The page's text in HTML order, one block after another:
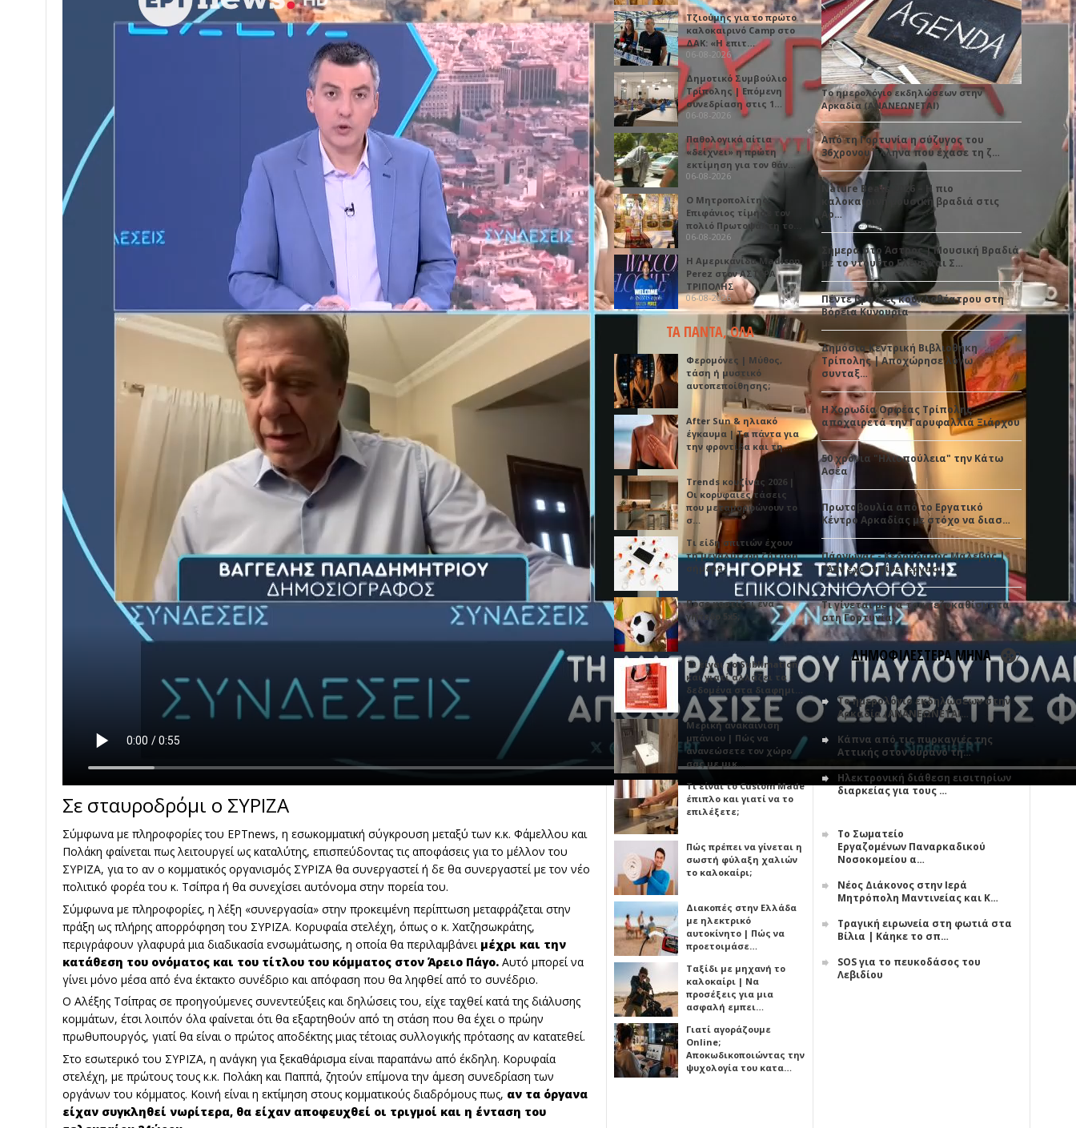
Σε σταυροδρόμι ο ΣΥΡΙΖΑ
Σύμφωνα με πληροφορίες του ΕΡΤnews, η εσωκομματική σύγκρουση μεταξύ των κ.κ. Φάμελλου και
Πολάκη φαίνεται πως λειτουργεί ως καταλύτης, επισπεύδοντας τις αποφάσεις για το μέλλον του
ΣΥΡΙΖΑ, για το αν ο κομματικός οργανισμός ΣΥΡΙΖΑ θα συνεργαστεί ή δε θα συνεργαστεί με τον νέο
πολιτικό φορέα του κ. Τσίπρα ή θα συνεχίσει αυτόνομα στην πορεία του.
Σύμφωνα με πληροφορίες, η λέξη «συνεργασία» στην προκειμένη περίπτωση μεταφράζεται στην
πράξη ως πλήρης απορρόφηση του ΣΥΡΙΖΑ. Κορυφαία στελέχη, όπως ο κ. Χατζησωκράτης,
περιγράφουν γλαφυρά μια διαδικασία ενσωμάτωσης, η οποία θα περιλαμβάνει μέχρι και την
κατάθεση του ονόματος και του τίτλου του κόμματος στον Άρειο Πάγο. Αυτό μπορεί να
γίνει μόνο μέσα από ένα έκτακτο συνέδριο και απόφαση που θα ληφθεί από το συνέδριο.
Ο Αλέξης Τσίπρας σε προηγούμενες συνεντεύξεις και δηλώσεις του, είχε ταχθεί κατά της διάλυσης
κομμάτων, έτσι λοιπόν όλα φαίνεται ότι θα εξαρτηθούν από τη στάση που θα έχει ο πρώην
πρωθυπουργός, γιατί θα είναι ο πρώτος αποδέκτης μιας τέτοιας συλλογικής πρότασης αν κατατεθεί.
Στο εσωτερικό του ΣΥΡΙΖΑ, η ανάγκη για ξεκαθάρισμα είναι παραπάνω από έκδηλη. Κορυφαία
στελέχη, με πρώτους τους κ.κ. Πολάκη και Παππά, ζητούν επίμονα την άμεση συνεδρίαση των
οργάνων του κόμματος. Κοινή είναι η εκτίμηση στους κομματικούς διαδρόμους πως, αν τα όργανα
είχαν συγκληθεί νωρίτερα, θα είχαν αποφευχθεί οι τριγμοί και η ένταση του
Τζιούμης για το πρώτο
καλοκαιρινό Camp στο
ΔΑΚ: «Η επιτ…
06-08-2026
Δημοτικό Συμβούλιο
Τρίπολης | Επόμενη
συνεδρίαση στις 1…
06-08-2026
Παθολογικά αίτια
«δείχνει» η πρώτη
εκτίμηση για τον θάν…
06-08-2026
Ο Μητροπολίτης
Επιφάνιος τίμησε τον
πολιό Πρωτοψάλτη το…
06-08-2026
Η Αμερικανίδα Madison
Perez στον ΑΣΤΕΡΑ
ΤΡΙΠΟΛΗΣ
06-08-2026
ΤΑ ΠΑΝΤΑ, ΟΛΑ
Φερομόνες | Μύθος,
τάση ή μυστικό
αυτοπεποίθησης;
After Sun & ηλιακό
έγκαυμα | Τα πάντα για
την φροντίδα και τη…
Trends κουζίνας 2026 |
Οι κορυφαίες τάσεις
που μεταμορφώνουν το
σ…
Τι είδη σπιτιών έχουν
τη μεγαλύτερη ζήτηση
σήμερα;
Πόσο κοστίζει ένα
γήπεδο 5x5;
Τι είναι το Sublimation
και γιατί αλλάζει τα
δεδομένα στα διαφημι…
Μερική ανακαίνιση
μπάνιου | Πώς να
ανανεώσετε τον χώρο
σας με μικ…
Τι είναι το Custom Made
έπιπλο και γιατί να το
επιλέξετε;
Πώς πρέπει να γίνεται η
σωστή φύλαξη χαλιών
το καλοκαίρι;
Διακοπές στην Ελλάδα
με ηλεκτρικό
αυτοκίνητο | Πώς να
προετοιμάσε…
Ταξίδι με μηχανή το
καλοκαίρι | Να
προσέξεις για μια
ασφαλή εμπει…
Γιατί αγοράζουμε
Online;
Αποκωδικοποιώντας την
ψυχολογία του κατα…
Το ημερολόγιο εκδηλώσεων στην
Αρκαδία (ΑΝΑΝΕΩΝΕΤΑΙ)
Από τη Γορτυνία η σύζυγος του
36χρονου Έλληνα που έχασε τη ζ…
Nature Beats 2026 – Η πιο
καλοκαιρινή μουσική βραδιά στις
Αρ…
Σήμερα στο Άστρος | Μουσική Βραδιά
με το ντουέτο Ελένη και Σ…
Πέντε βραδιές κουκλοθέατρου στη
Βόρεια Κυνουρία
Δημόσια Κεντρική Βιβλιοθήκη
Τρίπολης | Αποχώρησε λόγω
συνταξ…
Η Χορωδία Ορφέας Τρίπολης
αποχαιρετά την Γαρυφαλλιά Ξιάρχου
50 χρόνια "Ηλιοπούλεια" την Κάτω
Ασέα
Πρωτοβουλία από το Εργατικό
Κέντρο Αρκαδίας με στόχο να διασ…
Πάρνωνας - Κεδρόδασος Μαλεβής |
"Δεν έχουν γίνει εργασί…
Τι γίνεται με τα τραπεζοκαθίσματα
στη Γορτυνία;
ΔΗΜΟΦΙΛΕΣΤΕΡΑ ΜΗΝΑ
Το ημερολόγιο εκδηλώσεων στην
Αρκαδία (ΑΝΑΝΕΩΝΕΤΑΙ…
Κάπνα από τις πυρκαγιές της
Αττικής στον ουρανό τη…
Ηλεκτρονική διάθεση εισιτηρίων
διαρκείας για τους …
Το Σωματείο
Εργαζομένων Παναρκαδικού
Νοσοκομείου α…
Νέος Διάκονος στην Ιερά
Μητρόπολη Μαντινείας και Κ…
Τραγική ειρωνεία στη φωτιά στα
Βίλια | Κάηκε το σπ…
SOS για το πευκοδάσος του
Λεβιδίου